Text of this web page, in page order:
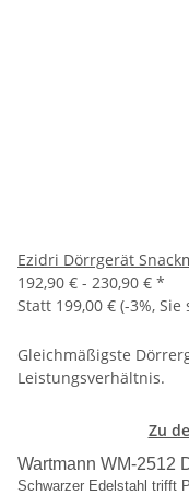
Ezidri Dörrgerät
192,90 € - 230,90 € *
Statt 199,00 € (-3%, Sie
Gleichmäßigste
Leistungsverhältnis.
Zu
Wartmann WM-2512
Schwarzer Edelstahl trifft